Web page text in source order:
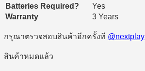
Batteries Required?
Yes
Warranty
3 Years
กรุณาตรวจสอบสินค้าอีกครั้งที @nextplay
สินค้าหมดแล้ว